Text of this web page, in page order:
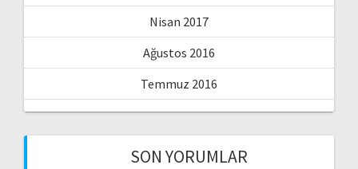
Nisan 2017
Ağustos 2016
Temmuz 2016
SON YORUMLAR